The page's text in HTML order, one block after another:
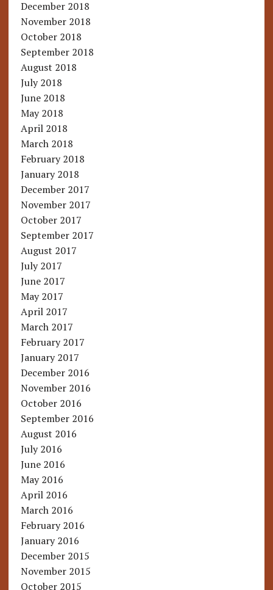
December 2018
November 2018
October 2018
September 2018
August 2018
July 2018
June 2018
May 2018
April 2018
March 2018
February 2018
January 2018
December 2017
November 2017
October 2017
September 2017
August 2017
July 2017
June 2017
May 2017
April 2017
March 2017
February 2017
January 2017
December 2016
November 2016
October 2016
September 2016
August 2016
July 2016
June 2016
May 2016
April 2016
March 2016
February 2016
January 2016
December 2015
November 2015
October 2015